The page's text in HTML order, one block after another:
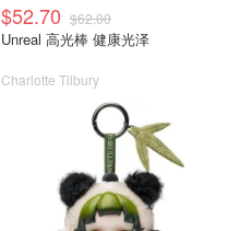
$52.70 $62.00
Unreal 高光棒 健康光泽
Charlotte Tilbury